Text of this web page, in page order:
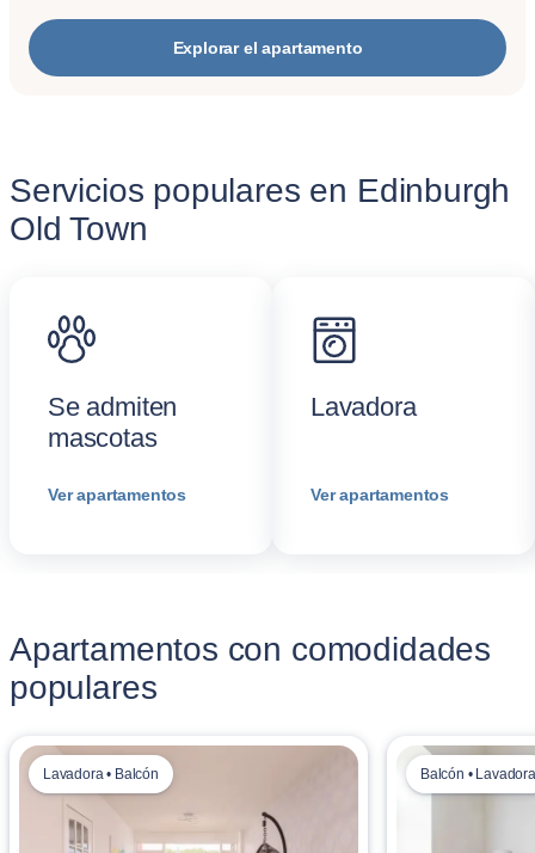
Explorar el apartamento
Servicios populares en Edinburgh
Old Town
Se admiten
mascotas
Ver apartamentos
Lavadora
Ver apartamentos
Apartamentos con comodidades
populares
Lavadora • Balcón Balcón • Lavadora